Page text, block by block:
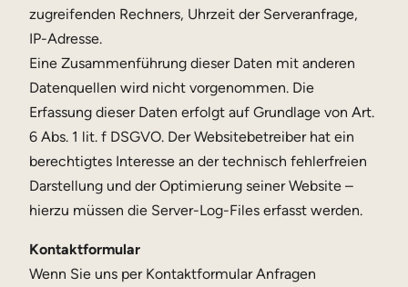
zugreifenden Rechners, Uhrzeit der Serveranfrage,
IP-Adresse.
Eine Zusammenführung dieser Daten mit anderen
Datenquellen wird nicht vorgenommen. Die
Erfassung dieser Daten erfolgt auf Grundlage von Art.
6 Abs. 1 lit. f DSGVO. Der Websitebetreiber hat ein
berechtigtes Interesse an der technisch fehlerfreien
Darstellung und der Optimierung seiner Website –
hierzu müssen die Server-Log-Files erfasst werden.
Kontaktformular
Wenn Sie uns per Kontaktformular Anfragen